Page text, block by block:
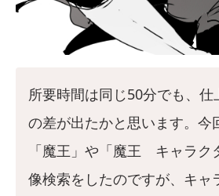
所要時間は同じ50分でも、仕
の差が出たかと思います。今
「魔王」や「魔王 キャラク
像検索をしたのですが、キャ